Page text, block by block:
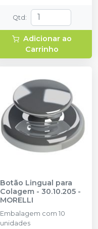
Qtd :
Adicionar ao
Carrinho
Botão Lingual para
Colagem - 30.10.205 -
MORELLI
Embalagem com 10
unidades